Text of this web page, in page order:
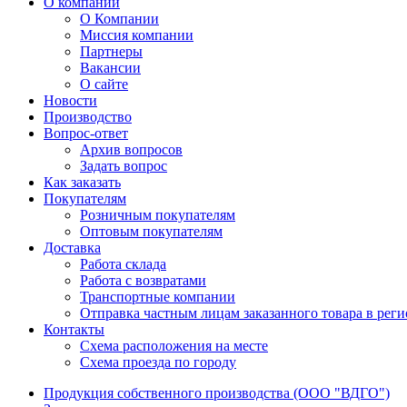
О Компании
Миссия компании
Партнеры
Вакансии
О сайте
Новости
Производство
Вопрос-ответ
Архив вопросов
Задать вопрос
Как заказать
Покупателям
Розничным покупателям
Оптовым покупателям
Доставка
Работа склада
Работа с возвратами
Транспортные компании
Отправка частным лицам заказанного товара в
Контакты
Схема расположения на месте
Схема проезда по городу
Продукция собственного производства (ООО "ВДГО")